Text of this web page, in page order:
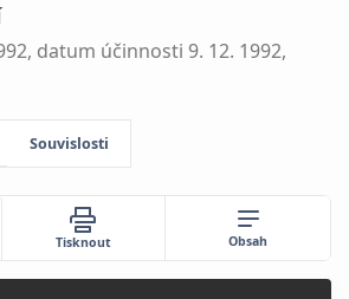
datum účinnosti 9. 12. 1992,
Souvislosti
Tisknout Obsah